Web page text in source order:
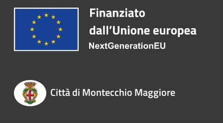
Città di Montecchio Maggiore